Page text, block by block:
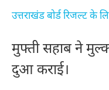
उत्तराखंड बोर्ड रिजल्ट के
मुफ्ती सहाब ने
दुआ कराई।